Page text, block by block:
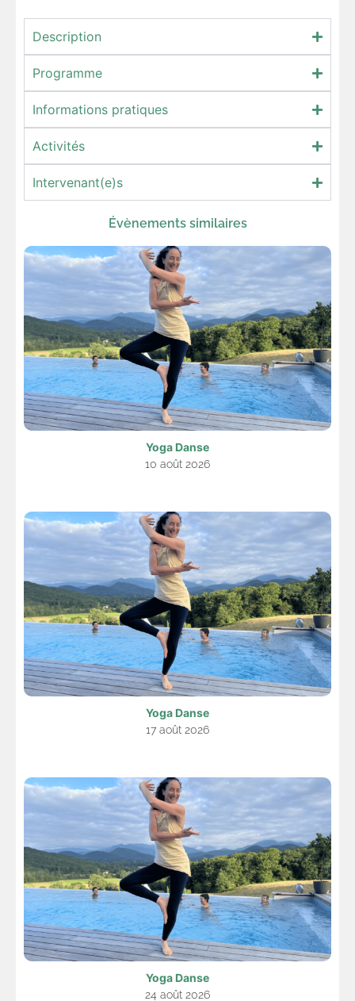
Description
Programme
Informations pratiques
Activités
Intervenant(e)s
Évènements similaires
Yoga Danse
10 août 2026
Yoga Danse
17 août 2026
Yoga Danse
24 août 2026